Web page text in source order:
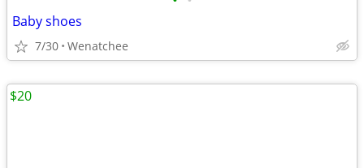
Baby shoes
7/30 Wenatchee
$20